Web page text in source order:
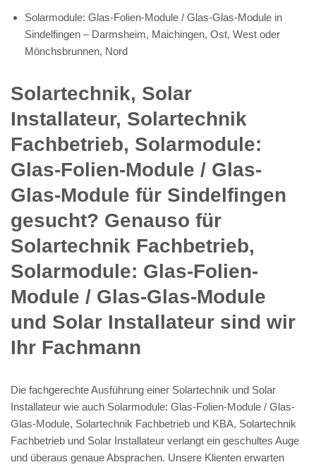
Solarmodule: Glas-Folien-Module / Glas-Glas-Module in
Sindelfingen – Darmsheim, Maichingen, Ost, West oder
Mönchsbrunnen, Nord
Solartechnik, Solar
Installateur, Solartechnik
Fachbetrieb, Solarmodule:
Glas-Folien-Module / Glas-
Glas-Module für Sindelfingen
gesucht? Genauso für
Solartechnik Fachbetrieb,
Solarmodule: Glas-Folien-
Module / Glas-Glas-Module
und Solar Installateur sind wir
Ihr Fachmann
Die fachgerechte Ausführung einer Solartechnik und Solar
Installateur wie auch Solarmodule: Glas-Folien-Module / Glas-
Glas-Module, Solartechnik Fachbetrieb und KBA, Solartechnik
Fachbetrieb und Solar Installateur verlangt ein geschultes Auge
und überaus genaue Absprachen. Unsere Klienten erwarten